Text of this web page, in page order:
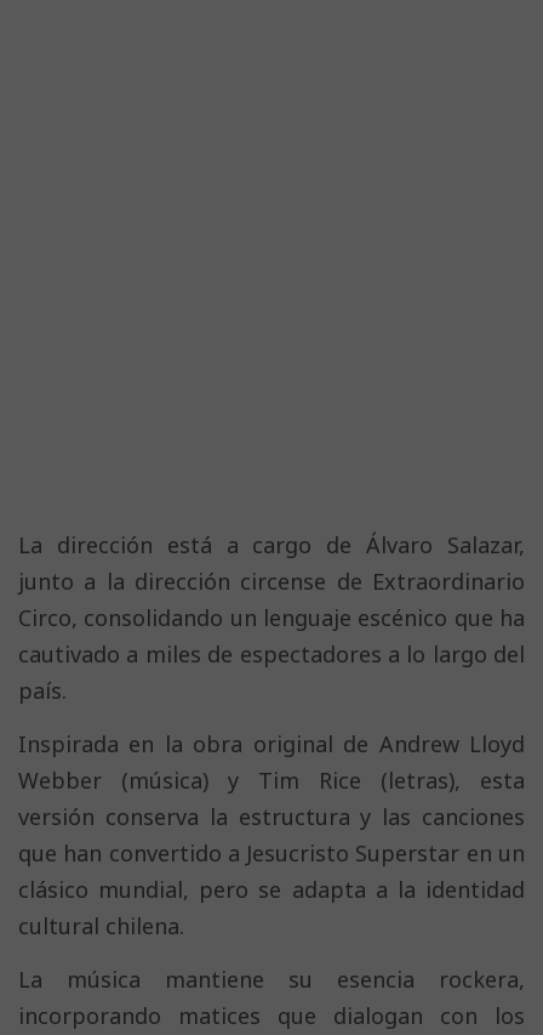
La dirección está a cargo de Álvaro Salazar,
junto a la dirección circense de Extraordinario
Circo, consolidando un lenguaje escénico que ha
cautivado a miles de espectadores a lo largo del
país.
Inspirada en la obra original de Andrew Lloyd
Webber (música) y Tim Rice (letras), esta
versión conserva la estructura y las canciones
que han convertido a Jesucristo Superstar en un
clásico mundial, pero se adapta a la identidad
cultural chilena.
La música mantiene su esencia rockera,
incorporando matices que dialogan con los